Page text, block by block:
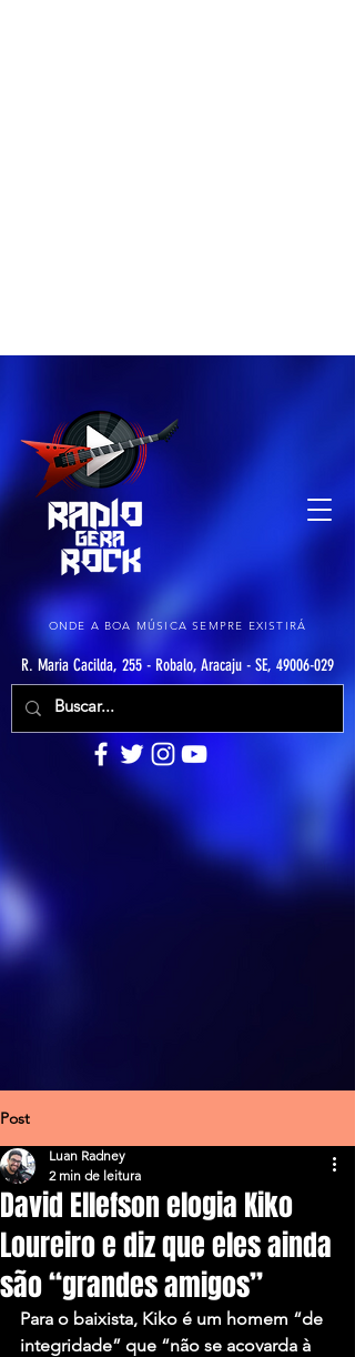
ONDE A BOA MÚSICA SEMPRE EXISTIRÁ
R. Maria Cacilda, 255 - Robalo, Aracaju - SE, 49006-029
Post
David Ellefson elogia Kiko
Loureiro e diz que eles ainda
são “grandes amigos”
Luan Radney
2 min de leitura
Para o baixista, Kiko é um homem “de
integridade” que “não se acovarda à